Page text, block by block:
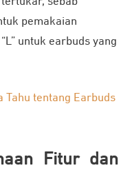
pemakaian
untuk earbuds yang
Tahu tentang Earbuds
Fitur dan